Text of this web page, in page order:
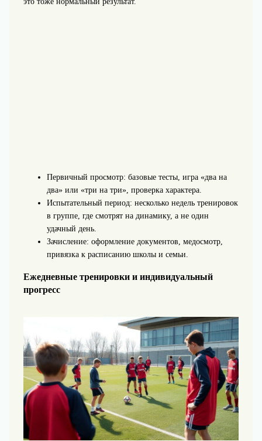
Первичный просмотр: базовые тесты, игра «два на
два» или «три на три», проверка характера.
Испытательный период: несколько недель тренировок
в группе, где смотрят на динамику, а не один
удачный день.
Зачисление: оформление документов, медосмотр,
привязка к расписанию школы и семьи.
Ежедневные тренировки и индивидуальный
прогресс